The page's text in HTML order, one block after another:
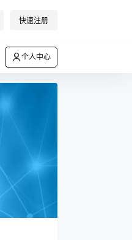
快速注册
个人中心